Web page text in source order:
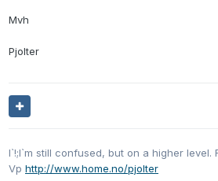
Mvh
Pjolter
I`!;I`m still confused, but on a higher level.
Vp http://www.home.no/pjolter